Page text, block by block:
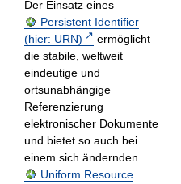
Der Einsatz eines
Persistent Identifier
(hier: URN)
ermöglicht
die stabile, weltweit
eindeutige und
ortsunabhängige
Referenzierung
elektronischer Dokumente
und bietet so auch bei
einem sich ändernden
Uniform Resource